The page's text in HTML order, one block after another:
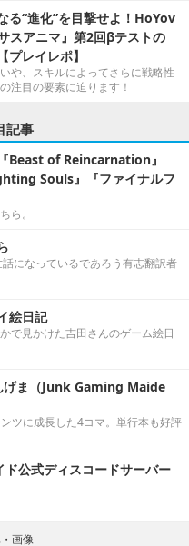
る“進化”を目撃せよ！HoYov
スアニマ』第2回βテストの
プレイレポ】
や、スキルによってさらに戦略性
注目の要素に迫ります！
記事
Beast of Reincarnation』
Souls』『ファイナルフ
ら。
になっているであろう有志翻訳者
絵日記
で見かけた吉田さんのゲーム絵日
げま（Junk Gaming Maide
ツに成長した4コマ。単行本も好評
公式ディスコードサーバー
画像